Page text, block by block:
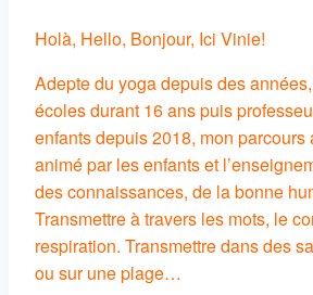
Holà, Hello, Bonjour, Ici Vinie!
Adepte du yoga depuis des
écoles durant 16 ans puis
enfants depuis 2018, mon parcours
animé par les enfants et
des connaissances, de la bonne
Transmettre à travers les mots, le
respiration. Transmettre dans des
ou sur une plage…